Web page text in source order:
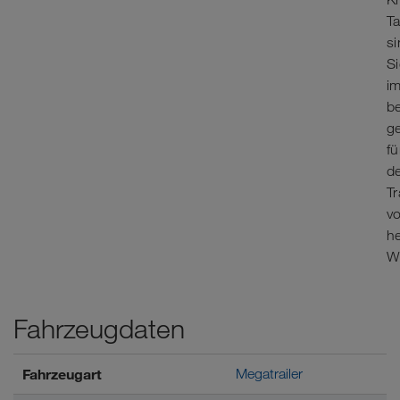
Fahrzeugdaten
Fahrzeugart Megatrailer